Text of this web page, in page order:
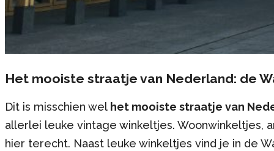
Het mooiste straatje van Nederland: de
Dit is misschien wel het mooiste straatje van
allerlei leuke vintage winkeltjes. Woonwinkeltjes,
hier terecht. Naast leuke winkeltjes vind je in de